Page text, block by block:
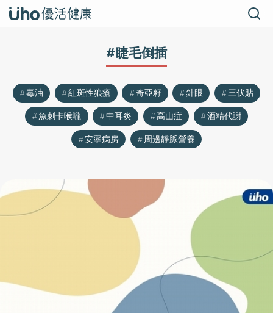
#睫毛倒插
毒油 紅斑性狼瘡 奇亞籽 針眼
三伏貼
魚刺卡喉嚨
中耳炎 高山症
酒精代謝
安寧病房
周邊靜脈營養